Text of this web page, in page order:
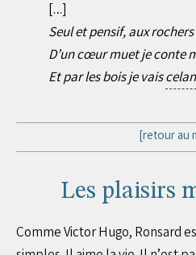
[…]
Seul et pensif, aux
D’un cœur muet je conte
Et par les bois je vais
[retour au
Les plaisirs
Comme Victor Hugo, Ronsard